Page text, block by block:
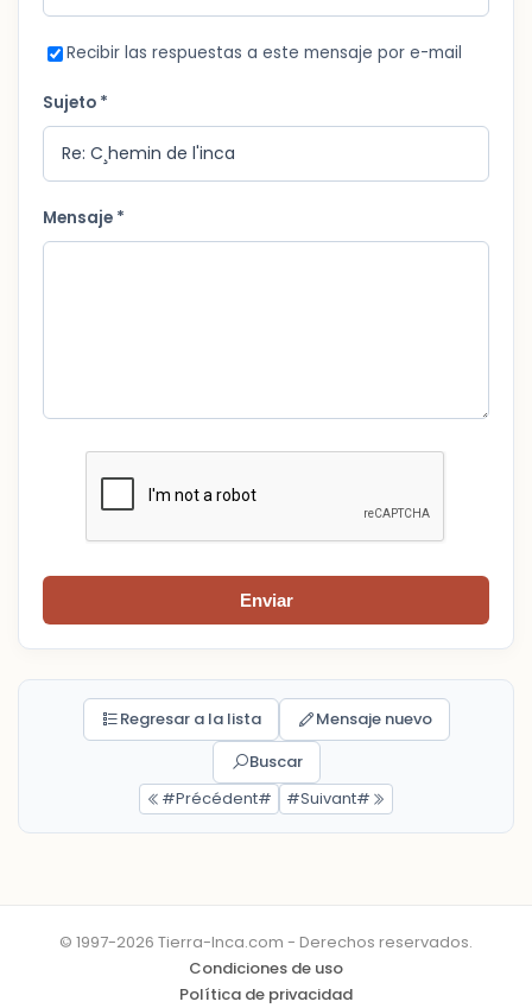
Recibir las respuestas a este mensaje por e-mail
Sujeto *
Mensaje *
Enviar
Regresar a la lista
Mensaje nuevo
Buscar
#Précédent#
#Suivant#
© 1997-2026 Tierra-Inca.com - Derechos reservados.
Condiciones de uso
Política de privacidad